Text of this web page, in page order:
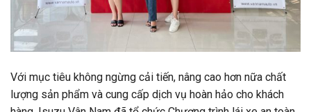
Với mục tiêu không ngừng cải tiến, nâng cao hơn nữa chất
lượng sản phẩm và cung cấp dịch vụ hoàn hảo cho khách